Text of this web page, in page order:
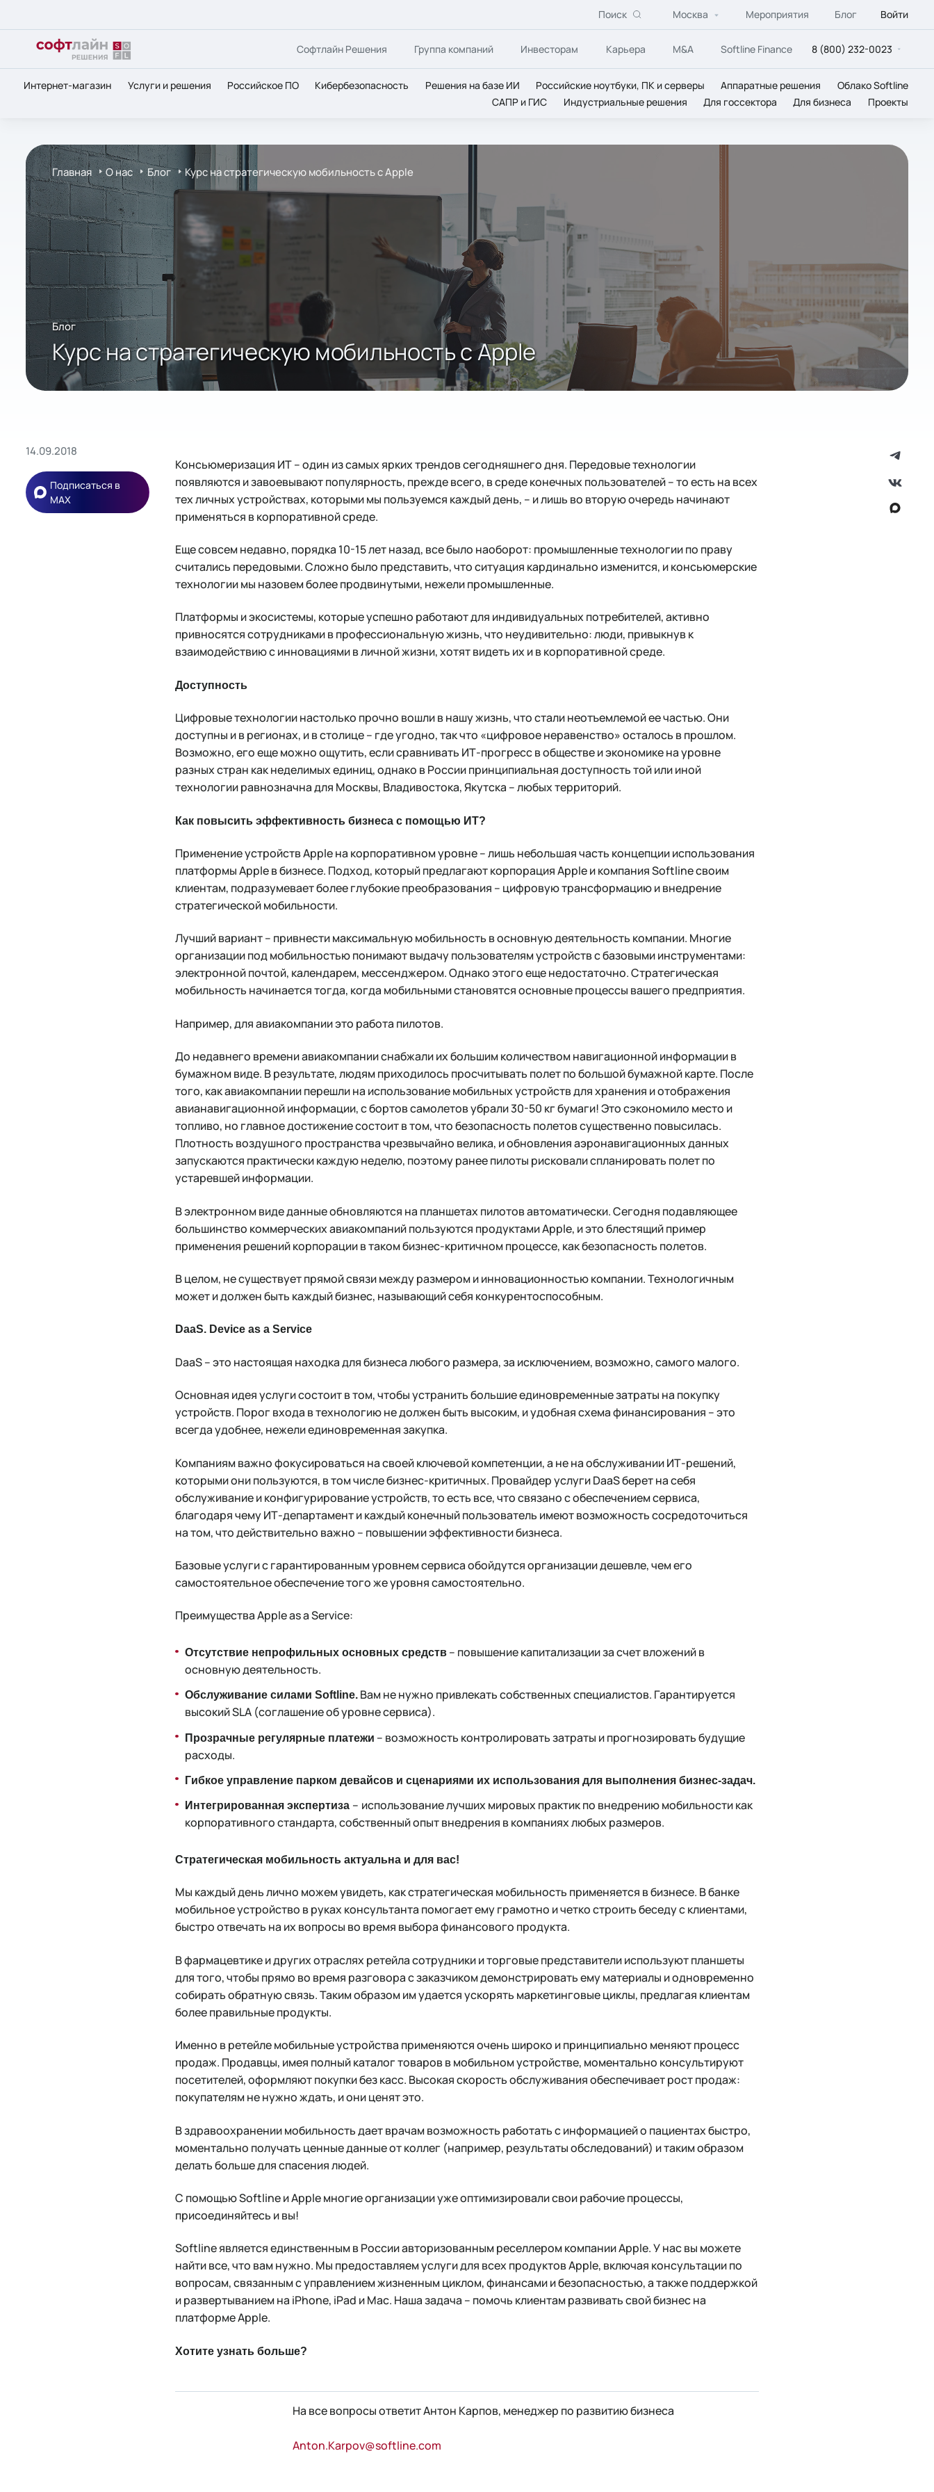
Поиск Москва Мероприятия Блог Войти
Софтлайн Решения Группа компаний Инвесторам Карьера M&A Softline Finance 8 (800) 232-0023
Интернет-магазин Услуги и решения Российское ПО Кибербезопасность Решения на базе ИИ Российские ноутбуки, ПК и серверы Аппаратные решения
Облако Softline
САПР и ГИС
Индустриальные решения Для госсектора Для бизнеса Проекты
Главная О нас Блог Курс на стратегическую мобильность с Apple
Блог
Курс на стратегическую мобильность с Apple
14.09.2018
Подписаться в
MAX
Консьюмеризация ИТ – один из самых ярких трендов сегодняшнего дня. Передовые технологии
появляются и завоевывают популярность, прежде всего, в среде конечных пользователей – то есть на всех
тех личных устройствах, которыми мы пользуемся каждый день, – и лишь во вторую очередь начинают
применяться в корпоративной среде.
Еще совсем недавно, порядка 10-15 лет назад, все было наоборот: промышленные технологии по праву
считались передовыми. Сложно было представить, что ситуация кардинально изменится, и консьюмерские
технологии мы назовем более продвинутыми, нежели промышленные.
Платформы и экосистемы, которые успешно работают для индивидуальных потребителей, активно
привносятся сотрудниками в профессиональную жизнь, что неудивительно: люди, привыкнув к
взаимодействию с инновациями в личной жизни, хотят видеть их и в корпоративной среде.
Доступность
Цифровые технологии настолько прочно вошли в нашу жизнь, что стали неотъемлемой ее частью. Они
доступны и в регионах, и в столице – где угодно, так что «цифровое неравенство» осталось в прошлом.
Возможно, его еще можно ощутить, если сравнивать ИТ-прогресс в обществе и экономике на уровне
разных стран как неделимых единиц, однако в России принципиальная доступность той или иной
технологии равнозначна для Москвы, Владивостока, Якутска – любых территорий.
Как повысить эффективность бизнеса с помощью ИТ?
Применение устройств Apple на корпоративном уровне – лишь небольшая часть концепции использования
платформы Apple в бизнесе. Подход, который предлагают корпорация Apple и компания Softline своим
клиентам, подразумевает более глубокие преобразования – цифровую трансформацию и внедрение
стратегической мобильности.
Лучший вариант – привнести максимальную мобильность в основную деятельность компании. Многие
организации под мобильностью понимают выдачу пользователям устройств с базовыми инструментами:
электронной почтой, календарем, мессенджером. Однако этого еще недостаточно. Стратегическая
мобильность начинается тогда, когда мобильными становятся основные процессы вашего предприятия.
Например, для авиакомпании это работа пилотов.
До недавнего времени авиакомпании снабжали их большим количеством навигационной информации в
бумажном виде. В результате, людям приходилось просчитывать полет по большой бумажной карте. После
того, как авиакомпании перешли на использование мобильных устройств для хранения и отображения
авианавигационной информации, с бортов самолетов убрали 30-50 кг бумаги! Это сэкономило место и
топливо, но главное достижение состоит в том, что безопасность полетов существенно повысилась.
Плотность воздушного пространства чрезвычайно велика, и обновления аэронавигационных данных
запускаются практически каждую неделю, поэтому ранее пилоты рисковали спланировать полет по
устаревшей информации.
В электронном виде данные обновляются на планшетах пилотов автоматически. Сегодня подавляющее
большинство коммерческих авиакомпаний пользуются продуктами Apple, и это блестящий пример
применения решений корпорации в таком бизнес-критичном процессе, как безопасность полетов.
В целом, не существует прямой связи между размером и инновационностью компании. Технологичным
может и должен быть каждый бизнес, называющий себя конкурентоспособным.
DaaS. Device as a Service
DaaS – это настоящая находка для бизнеса любого размера, за исключением, возможно, самого малого.
Основная идея услуги состоит в том, чтобы устранить большие единовременные затраты на покупку
устройств. Порог входа в технологию не должен быть высоким, и удобная схема финансирования – это
всегда удобнее, нежели единовременная закупка.
Компаниям важно фокусироваться на своей ключевой компетенции, а не на обслуживании ИТ-решений,
которыми они пользуются, в том числе бизнес-критичных. Провайдер услуги DaaS берет на себя
обслуживание и конфигурирование устройств, то есть все, что связано с обеспечением сервиса,
благодаря чему ИТ-департамент и каждый конечный пользователь имеют возможность сосредоточиться
на том, что действительно важно – повышении эффективности бизнеса.
Базовые услуги с гарантированным уровнем сервиса обойдутся организации дешевле, чем его
самостоятельное обеспечение того же уровня самостоятельно.
Преимущества Apple as a Service:
Отсутствие непрофильных основных средств– повышение капитализации за счет вложений в
основную деятельность.
Обслуживание силами Softline.Вам не нужно привлекать собственных специалистов. Гарантируется
высокий SLA (соглашение об уровне сервиса).
Прозрачные регулярные платежи – возможность контролировать затраты и прогнозировать будущие
расходы.
Гибкое управление парком девайсов и сценариями их использования для выполнения бизнес-задач.
Интегрированная экспертиза – использование лучших мировых практик по внедрению мобильности как
корпоративного стандарта, собственный опыт внедрения в компаниях любых размеров.
Стратегическая мобильность актуальна и для вас!
Мы каждый день лично можем увидеть, как стратегическая мобильность применяется в бизнесе. В банке
мобильное устройство в руках консультанта помогает ему грамотно и четко строить беседу с клиентами,
быстро отвечать на их вопросы во время выбора финансового продукта.
В фармацевтике и других отраслях ретейла сотрудники и торговые представители используют планшеты
для того, чтобы прямо во время разговора с заказчиком демонстрировать ему материалы и одновременно
собирать обратную связь. Таким образом им удается ускорять маркетинговые циклы, предлагая клиентам
более правильные продукты.
Именно в ретейле мобильные устройства применяются очень широко и принципиально меняют процесс
продаж. Продавцы, имея полный каталог товаров в мобильном устройстве, моментально консультируют
посетителей, оформляют покупки без касс. Высокая скорость обслуживания обеспечивает рост продаж:
покупателям не нужно ждать, и они ценят это.
В здравоохранении мобильность дает врачам возможность работать с информацией о пациентах быстро,
моментально получать ценные данные от коллег (например, результаты обследований) и таким образом
делать больше для спасения людей.
С помощью Softline и Apple многие организации уже оптимизировали свои рабочие процессы,
присоединяйтесь и вы!
Softline является единственным в России авторизованным реселлером компании Apple. У нас вы можете
найти все, что вам нужно. Мы предоставляем услуги для всех продуктов Apple, включая консультации по
вопросам, связанным с управлением жизненным циклом, финансами и безопасностью, а также поддержкой
и развертыванием на iPhone, iPad и Mac. Наша задача – помочь клиентам развивать свой бизнес на
платформе Apple.
Хотите узнать больше?
На все вопросы ответит Антон Карпов, менеджер по развитию бизнеса
Anton.Karpov@softline.com